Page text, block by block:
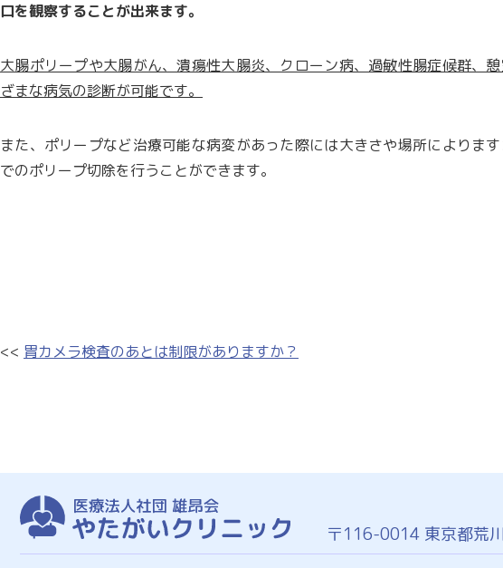
口を観察することが出来ます。
大腸ポリープや大腸がん、潰瘍性大腸炎、クローン病、過敏性腸症候群、
ざまな病気の診断が可能です。
また、ポリープなど治療可能な病変があった際には大きさや場所によりま
でのポリープ切除を行うことができます。
<< 胃カメラ検査のあとは制限がありますか？
〒116-0014 東京都荒